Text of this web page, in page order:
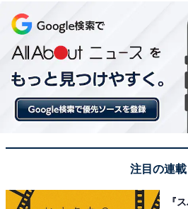
「原鶴温泉 ほどあいの宿 六
筑後川の絶景が自慢
注目の連載
『